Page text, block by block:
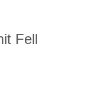
Fell